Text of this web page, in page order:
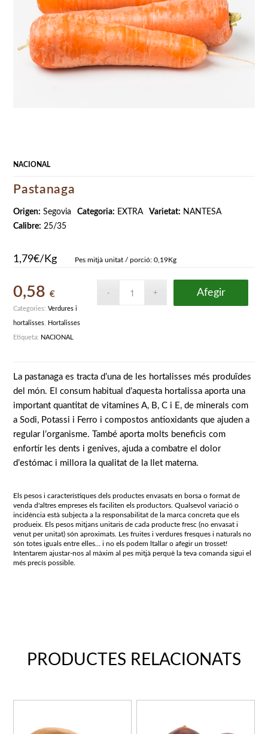
NACIONAL
Pastanaga
Origen: Segovia Categoria: EXTRA Varietat: NANTESA
Calibre: 25/35
1,79€/Kg Pes mitjà unitat / porció: 0,19Kg
0,58€ Afegir
Categories:Verdures i
hortalisses Hortalisses
Etiqueta: NACIONAL
La pastanaga es tracta d’una de les hortalisses més produïdes
del món. El consum habitual d’aquesta hortalissa aporta una
important quantitat de vitamines A, B, C i E, de minerals com
a Sodi, Potassi i Ferro i compostos antioxidants que ajuden a
regular l’organisme. També aporta molts beneficis com
enfortir les dents i genives, ajuda a combatre el dolor
d’estómac i millora la qualitat de la llet materna.
Els pesos i característiques dels productes envasats en borsa o format de
venda d'altres empreses els faciliten els productors. Qualsevol variació o
incidència està subjecta a la responsabilitat de la marca concreta que els
produeix. Els pesos mitjans unitaris de cada producte fresc (no envasat i
venut per unitat) són aproximats. Les fruites i verdures fresques i naturals no
són totes iguals entre elles… i no els podem ltallar o afegir un trosset!
Intentarem ajustar-nos al màxim al pes mitjà perquè la teva comanda sigui el
més precís possible.
PRODUCTES RELACIONATS